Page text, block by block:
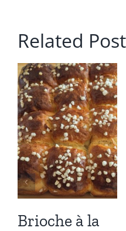
Related
Brioche à la